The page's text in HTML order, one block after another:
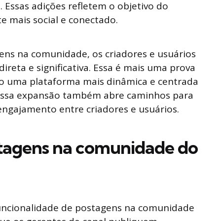
adições refletem o objetivo do
mais social e conectado.
na comunidade, os criadores e usuários
e significativa. Essa é mais uma prova
uma plataforma mais dinâmica e centrada
expansão também abre caminhos para
entre criadores e usuários.
na comunidade do
de postagens na comunidade